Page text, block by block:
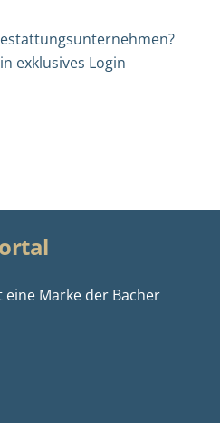
exklusives Login
eine Marke der Bacher